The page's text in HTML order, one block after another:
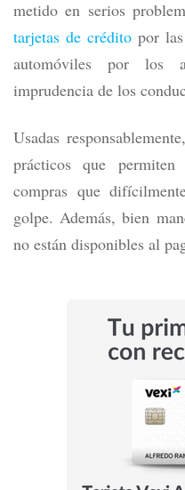
metido en serios
tarjetas de crédito por
automóviles por los
imprudencia de los
Usadas
prácticos que
compras que
golpe. Además, bien
no están disponibles al